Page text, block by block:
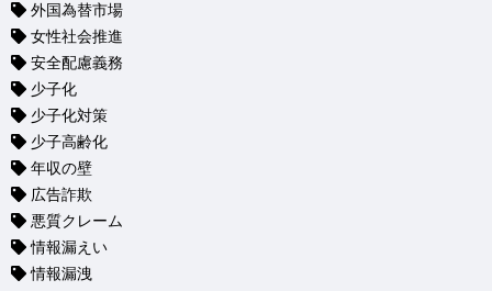
外国為替市場
女性社会推進
安全配慮義務
少子化
少子化対策
少子高齢化
年収の壁
広告詐欺
悪質クレーム
情報漏えい
情報漏洩